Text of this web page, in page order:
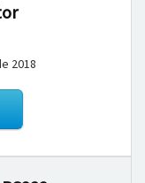
2018